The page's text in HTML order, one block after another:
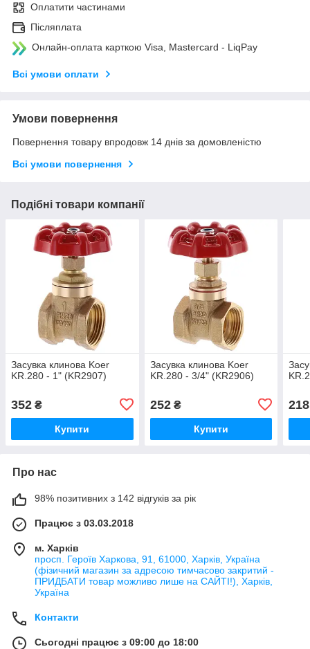
Оплатити частинами
Післяплата
Онлайн-оплата карткою Visa, Mastercard - LiqPay
Всі умови оплати
Умови повернення
Повернення товару впродовж 14 днів за домовленістю
Всі умови повернення
Подібні товари компанії
Засувка клинова Koer
KR.280 - 1" (KR2907)
352 ₴
Купити
Засувка клинова Koer
KR.280 - 3/4" (KR2906)
252₴
Купити
218
Про нас
98% позитивних з 142 відгуків за рік
Працює з 03.03.2018
м. Харків
просп. Героїв Харкова, 91, 61000, Харків, Україна
(фізичний магазин за адресою тимчасово закритий -
ПРИДБАТИ товар можливо лише на САЙТІ!), Харків,
Україна
Контакти
Сьогодні працює з 09:00 до 18:00